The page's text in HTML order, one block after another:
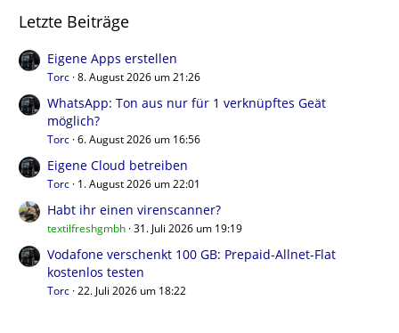
Letzte Beiträge
Eigene Apps erstellen
Torc 8. August 2026 um 21:26
WhatsApp: Ton aus nur für 1 verknüpftes Geät
möglich?
Torc 6. August 2026 um 16:56
Eigene Cloud betreiben
Torc 1. August 2026 um 22:01
Habt ihr einen virenscanner?
textilfreshgmbh 31. Juli 2026 um 19:19
Vodafone verschenkt 100 GB: Prepaid-Allnet-Flat
kostenlos testen
Torc 22. Juli 2026 um 18:22